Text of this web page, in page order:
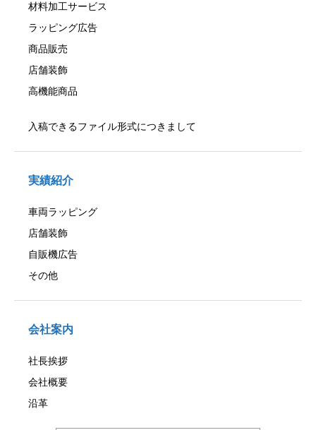
材料加工サービス
ラッピング広告
商品販売
店舗装飾
高機能商品
入稿できるファイル形式につきまして
実績紹介
車両ラッピング
店舗装飾
自販機広告
その他
会社案内
社長挨拶
会社概要
沿革